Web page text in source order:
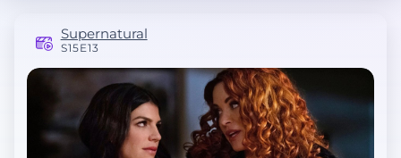
Supernatural
S15E13